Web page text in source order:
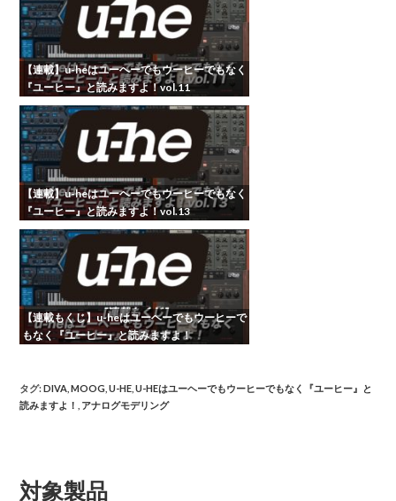
【連載】u-heはユーヘーでもウーヒーでもなく
『ユーヒー』と読みますよ！vol.11
【連載】u-heはユーヘーでもウーヒーでもなく
『ユーヒー』と読みますよ！vol.13
【連載もくじ】u-heはユーヘーでもウーヒーで
もなく『ユーヒー』と読みますよ！
タグ:DIVA MOOG U-HE U-HEはユーヘーでもウーヒーでもなく『ユーヒー』と
読みますよ！
アナログモデリング
対象製品